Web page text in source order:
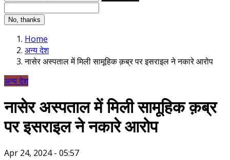
No, thanks
Home
अन्य देश
नासेर अस्पताल में मिली सामूहिक क़ब्र पर इसराइल ने नकारे आरोप
अन्य देश
नासेर अस्पताल में मिली सामूहिक क़ब्र
पर इसराइल ने नकारे आरोप
Apr 24, 2024 - 05:57